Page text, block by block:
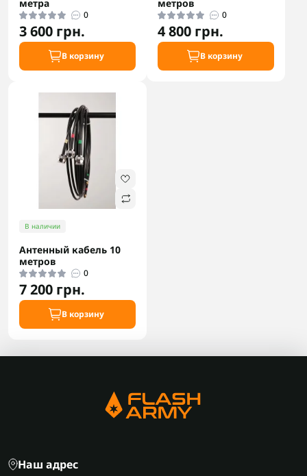
метра
0
3 600 грн.
В корзину
метров
0
4 800 грн.
В корзину
В наличии
Антенный кабель 10
метров
0
7 200 грн.
В корзину
Наш адрес